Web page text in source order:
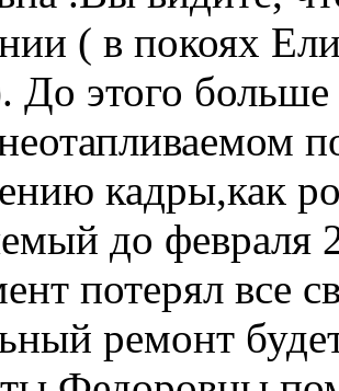
( в покоях
До этого больше
кадры,как
до февраля
потерял все
ремонт